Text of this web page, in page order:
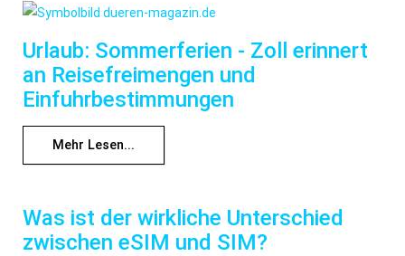
Urlaub: Sommerferien - Zoll erinnert
an Reisefreimengen und
Einfuhrbestimmungen
Mehr Lesen...
Was ist der wirkliche Unterschied
zwischen eSIM und SIM?